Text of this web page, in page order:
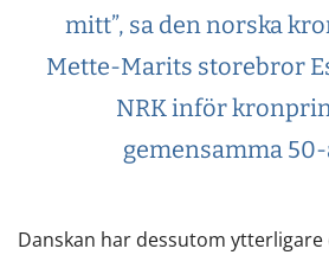
mitt”, sa den norska
Mette-Marits storebror
NRK inför
gemensamma
Danskan har dessutom